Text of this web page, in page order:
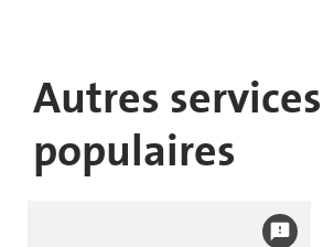
Autres services
populaires
feedback